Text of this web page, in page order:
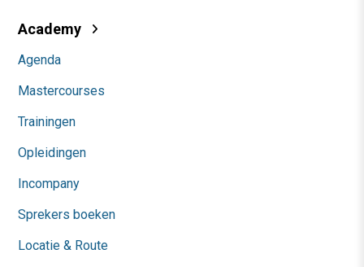
Academy
Agenda
Mastercourses
Trainingen
Opleidingen
Incompany
Sprekers boeken
Locatie & Route